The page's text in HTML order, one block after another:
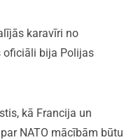
karavīri no
oficiāli bija Polijas
kā Francija un
NATO mācībām būtu